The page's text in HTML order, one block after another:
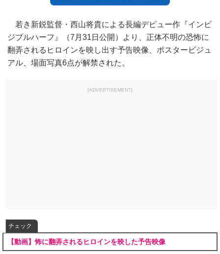
若き新鋭監督・西山将貴による長編デビュー作『インビ
ジブルハーフ』（7月31日公開）より、正体不明の恐怖に
翻弄されるヒロインを映し出す予告映像、ポスタービジュ
アル、場面写真6点が解禁された。
[ADVERTISEMENT]
チェック
【動画】怖に翻弄されるヒロインを映した予告映像